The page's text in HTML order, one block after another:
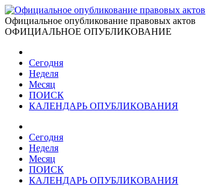
Официальное опубликование правовых актов
ОФИЦИАЛЬНОЕ ОПУБЛИКОВАНИЕ
Сегодня
Неделя
Месяц
ПОИСК
КАЛЕНДАРЬ ОПУБЛИКОВАНИЯ
Сегодня
Неделя
Месяц
ПОИСК
КАЛЕНДАРЬ ОПУБЛИКОВАНИЯ